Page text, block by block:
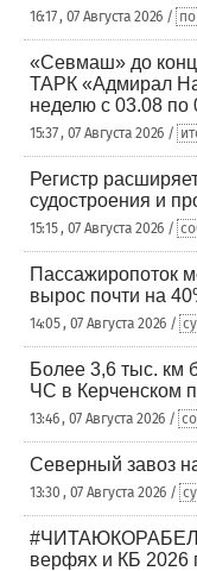
16:17 , 07 Августа 2026 /
«Севмаш» до
ТАРК «Адмирал
неделю с 03.08 по
15:37 , 07 Августа 2026 /
Регистр
судостроения и
15:15 , 07 Августа 2026 /
Пассажиропоток
вырос почти на
14:05 , 07 Августа 2026 /
Более 3,6 тыс. км
ЧС в Керченском
13:46 , 07 Августа 2026 /
Северный завоз
13:30 , 07 Августа 2026 /
#ЧИТАЮКОРАБЕЛ
верфях и КБ 2026